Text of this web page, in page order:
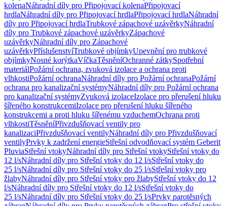
kolenaNáhradní díly pro Připojovací kolenaPřipojovací
hrdlaNáhradní díly pro Připojovací hrdlaPřipojovací hrdlaNáhradní
díly pro Připojovací hrdlaTrubkové zápachové uzávěrkyNáhradní
díly pro Trubkové zápachové uzávěrkyZápachové
uzávěrkyNáhradní díly pro Zápachové
uzávěrkyPříslušenstvíTrubkové objímkyUpevnění pro trubkové
objímkyNosné korýtkaVíčkaTěsněníOchranné zátkySpotřební
materiálPožární ochrana, zvuková izolace a ochrana proti
vlhkostiPožární ochranaNáhradní díly pro Požární ochranaPožární
ochrana pro kanalizační systémyNáhradní díly pro Požární ochrana
pro kanalizační systémyZvuková izolaceIzolace pro přerušení hluku
šířeného konstrukcemiIzolace pro přerušení hluku šířeného
konstrukcemi a proti hluku šířenému vzduchemOchrana proti
vlhkostiTěsněníPřivzdušňovací ventily pro
kanalizaciPřivzdušňovací ventilyNáhradní díly pro Přivzdušňovací
ventilyPrvky k zadržení energieStřešní odvodňovací systém Geberit
PluviaStřešní vtokyNáhradní díly pro Střešní vtokyStřešní vtoky do
12 l/sNáhradní díly pro Střešní vtoky do 12 l/sStřešní vtoky do
25 l/sNáhradní díly pro Střešní vtoky do 25 l/sStřešní vtoky pro
žlabyNáhradní díly pro Střešní vtoky pro žlabyStřešní vtoky do 12
l/sNáhradní díly pro Střešní vtoky do 12 l/sStřešní vtoky do
25 l/sNáhradní díly pro Střešní vtoky do 25 l/sPrvky parotěsných